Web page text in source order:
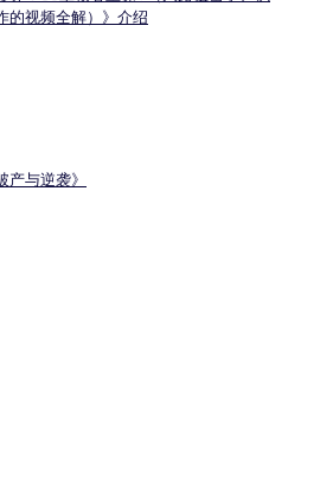
的视频全解）》介绍
产与逆袭》